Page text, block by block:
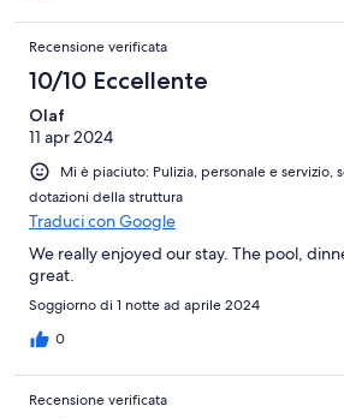
Recensione verificata
10/10 Eccellente
Olaf
11 apr 2024
Mi è piaciuto: Pulizia, personale e servizio,
dotazioni della struttura
Traduci con Google
We really enjoyed our stay. The pool,
great.
Soggiorno di 1 notte ad aprile 2024
0
Recensione verificata